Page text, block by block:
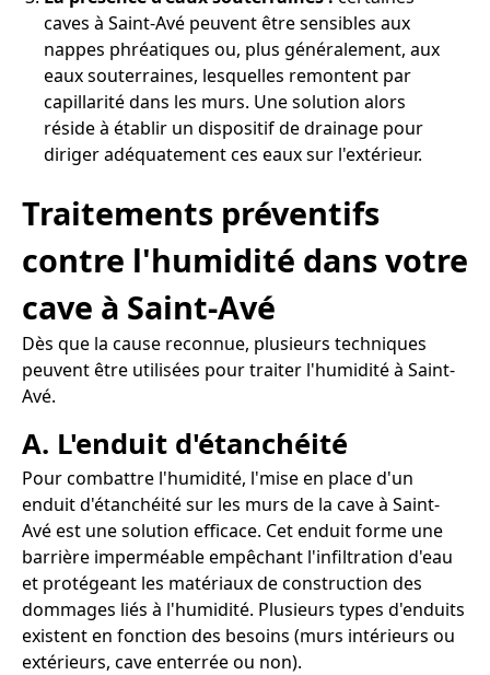
caves à Saint-Avé peuvent être sensibles aux
nappes phréatiques ou, plus généralement, aux
eaux souterraines, lesquelles remontent par
capillarité dans les murs. Une solution alors
réside à établir un dispositif de drainage pour
diriger adéquatement ces eaux sur l'extérieur.
Traitements préventifs
contre l'humidité dans votre
cave à Saint-Avé
Dès que la cause reconnue, plusieurs techniques
peuvent être utilisées pour traiter l'humidité à Saint-
Avé.
A. L'enduit d'étanchéité
Pour combattre l'humidité, l'mise en place d'un
enduit d'étanchéité sur les murs de la cave à Saint-
Avé est une solution efficace. Cet enduit forme une
barrière imperméable empêchant l'infiltration d'eau
et protégeant les matériaux de construction des
dommages liés à l'humidité. Plusieurs types d'enduits
existent en fonction des besoins (murs intérieurs ou
extérieurs, cave enterrée ou non).